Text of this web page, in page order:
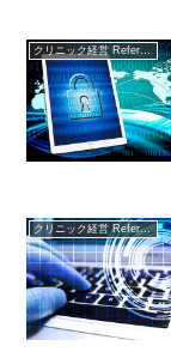
クリニック経営 References